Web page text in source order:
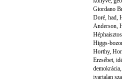
Giordano
Doré, had,
Anderson,
Higgs-
Horthy,
Erzsébet,
demokrácia,
ivartalan